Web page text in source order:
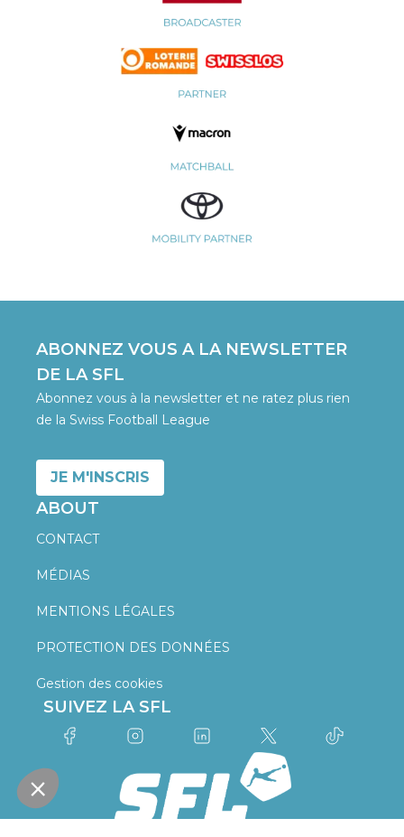
ABONNEZ VOUS A LA NEWSLETTER
DE LA SFL
Abonnez vous à la newsletter et ne ratez plus rien
de la Swiss Football League
JE M'INSCRIS
ABOUT
CONTACT
MÉDIAS
MENTIONS LÉGALES
PROTECTION DES DONNÉES
Gestion des cookies
SUIVEZ LA SFL